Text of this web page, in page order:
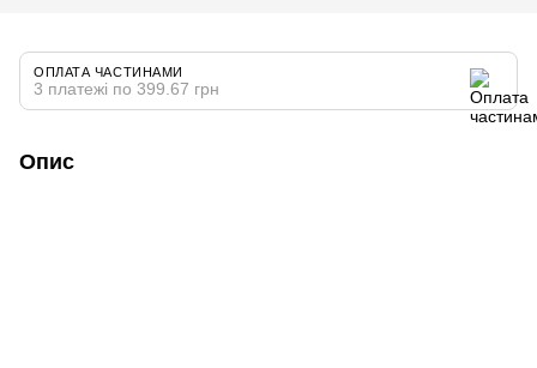
ОПЛАТА ЧАСТИНАМИ
3 платежі по 399.67 грн
Опис